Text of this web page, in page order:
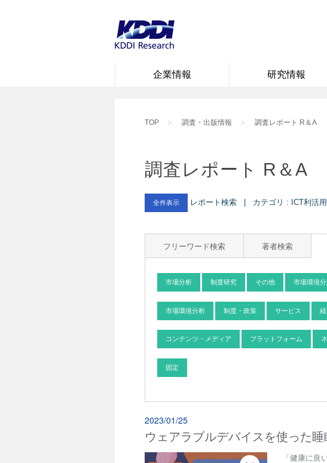
企業情報 研究情報
TOP 調査・出版情報 調査レポート R＆A
調査レポート R＆A
全件表示 レポート検索 | カテゴリ : ICT利活用
フリーワード検索 著者検索
市場分析 制度研究 その他 市場環境
市場環境分析 制度・政策 サービス
コンテンツ・メディア プラットフォーム
固定
2023/01/25
ウェアラブルデバイスを使った
「健康に良